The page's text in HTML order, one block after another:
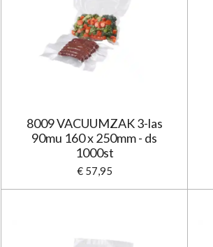
8009 VACUUMZAK 3-las
90mu 160 x 250mm - ds
1000st
€ 57,95